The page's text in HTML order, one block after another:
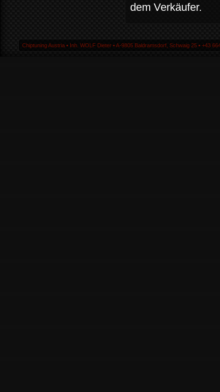
dem Verkäufer.
Chiptuning Austria ▪ Inh. WOLF Dieter ▪ A-9805 Baldramsdorf, Schwaig 25 ▪ +43